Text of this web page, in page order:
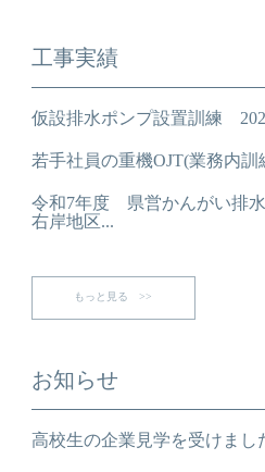
工事実績
仮設排水ポンプ設置訓練
若手社員の重機OJT(業務内訓
令和7年度 県営かんがい
右岸地区...
もっと見る >>
お知らせ
高校生の企業見学を受けまし